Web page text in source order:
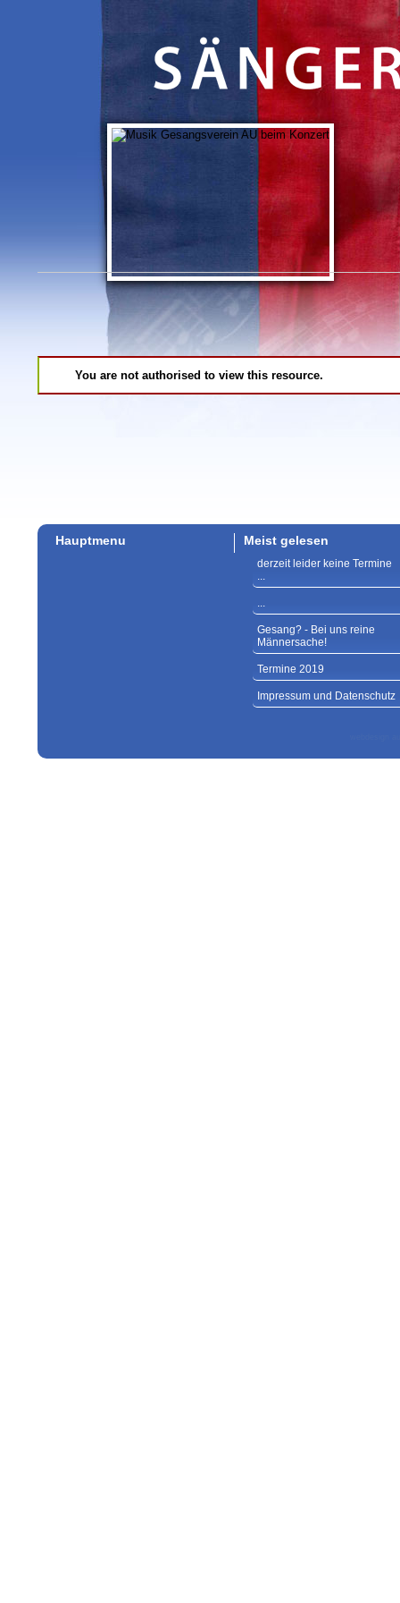
You are not authorised to view this resource.
Hauptmenu Meist gelesen
derzeit leider keine Termine
...
...
Gesang? - Bei uns reine
Männersache!
Termine 2019
Impressum und Datenschutz